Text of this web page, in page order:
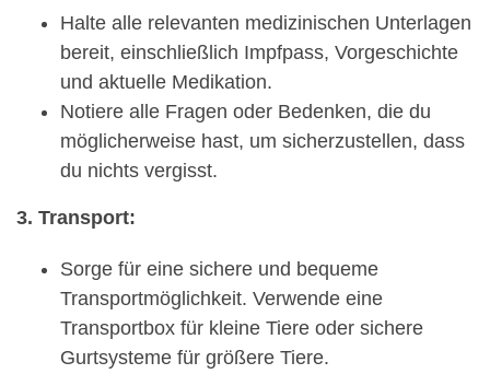
Halte alle relevanten medizinischen Unterlagen
bereit, einschließlich Impfpass, Vorgeschichte
und aktuelle Medikation.
Notiere alle Fragen oder Bedenken, die du
möglicherweise hast, um sicherzustellen, dass
du nichts vergisst.
3. Transport:
Sorge für eine sichere und bequeme
Transportmöglichkeit. Verwende eine
Transportbox für kleine Tiere oder sichere
Gurtsysteme für größere Tiere.